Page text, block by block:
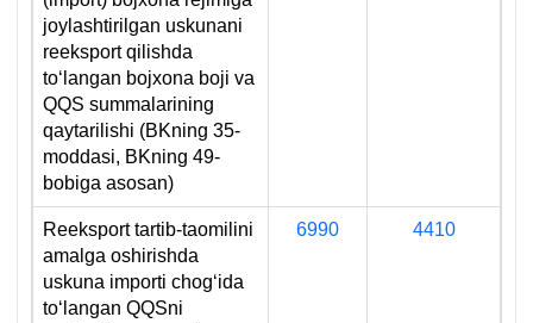
joylashtirilgan uskunani
reeksport qilishda
toʻlangan bojхona boji va
QQS summalarining
qaytarilishi (BKning 35-
moddasi, BKning 49-
bobiga asosan)
Reeksport tartib-taomilini
amalga oshirishda
uskuna importi chogʻida
toʻlangan QQSni
6990 4410